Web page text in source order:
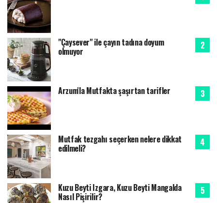
"Çaysever" ile çayın tadına doyum
olmuyor
Arzum'la Mutfakta şaşırtan tarifler
Mutfak tezgahı seçerken nelere dikkat
edilmeli?
Kuzu Beyti Izgara, Kuzu Beyti Mangalda
Nasıl Pişirilir?